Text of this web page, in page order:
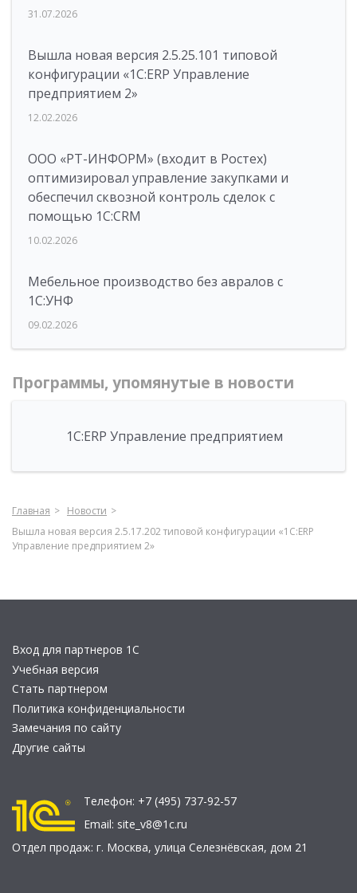
31.07.2026
Вышла новая версия 2.5.25.101 типовой
конфигурации «1С:ERP Управление
предприятием 2»
12.02.2026
ООО «РТ-ИНФОРМ» (входит в Ростех)
оптимизировал управление закупками и
обеспечил сквозной контроль сделок с
помощью 1С:CRM
10.02.2026
Мебельное производство без авралов с
1С:УНФ
09.02.2026
Программы, упомянутые в новости
1С:ERP Управление предприятием
Главная
Новости
Вышла новая версия 2.5.17.202 типовой конфигурации «1С:ERP
Управление предприятием 2»
Вход для партнеров 1С
Учебная версия
Стать партнером
Политика конфиденциальности
Замечания по сайту
Другие сайты
Телефон: +7 (495) 737-92-57
Email: site_v8@1c.ru
Отдел продаж: г. Москва, улица Селезнёвская, дом 21